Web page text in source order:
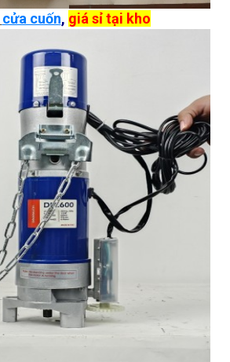
cửa cuốn, giá sỉ tại kho